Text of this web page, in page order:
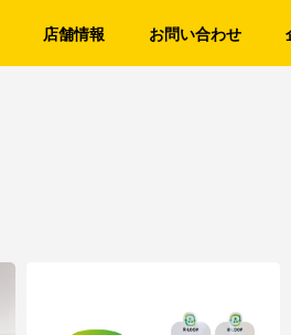
店舗情報 お問い合わせ